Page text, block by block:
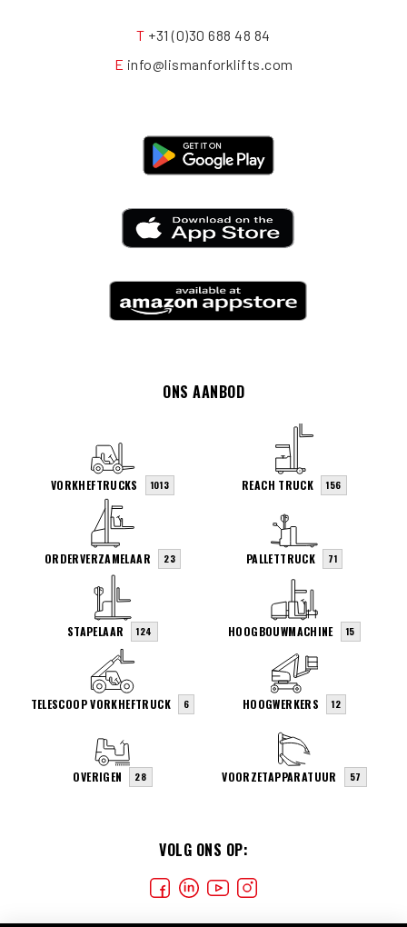
T +31 (0)30 688 48 84
E info@lismanforklifts.com
VOLG ONS OP:
ONS AANBOD
VORKHEFTRUCKS 1013 REACH TRUCK 156
ORDERVERZAMELAAR 23 PALLETTRUCK 71
STAPELAAR 124 HOOGBOUWMACHINE 15
TELESCOOP VORKHEFTRUCK 6 HOOGWERKERS 12
OVERIGEN 28 VOORZETAPPARATUUR 57